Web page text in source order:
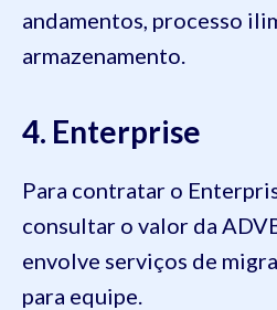
andamentos, processo
armazenamento.
4. Enterprise
Para contratar o
consultar o valor da
envolve serviços de
para equipe.